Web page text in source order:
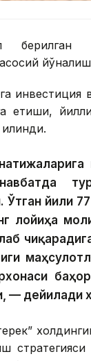
берилган
инвестиция
етиши,
Ўтган йили
лойиҳа
— дейилади
стратегияси